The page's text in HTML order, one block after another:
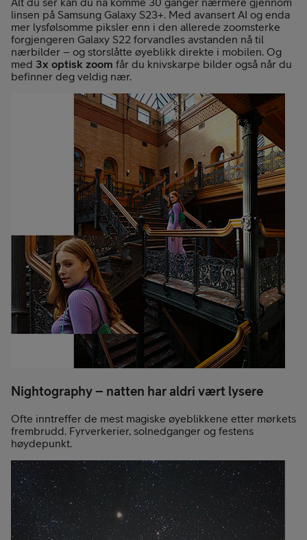
linsen på Samsung Galaxy S23+. Med avansert AI og enda
mer lysfølsomme piksler enn i den allerede zoomsterke
forgjengeren Galaxy S22 forvandles avstanden nå til
nærbilder – og storslåtte øyeblikk direkte i mobilen. Og
med 3x optisk zoom får du knivskarpe bilder også når du
befinner deg veldig nær.
Nightography – natten har aldri vært lysere
Ofte inntreffer de mest magiske øyeblikkene etter mørkets
frembrudd. Fyrverkerier, solnedganger og festens
høydepunkt.